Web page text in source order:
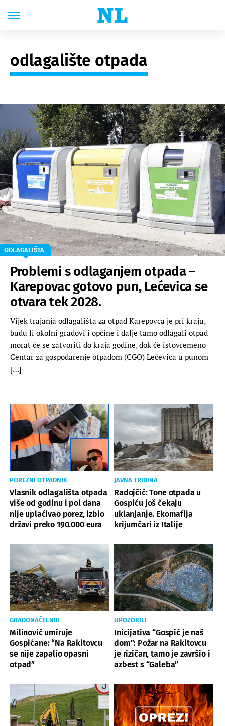
odlagalište otpada
ODLAGALIŠTA
Problemi s odlaganjem otpada –
Karepovac gotovo pun, Lećevica se
otvara tek 2028.
Vijek trajanja odlagališta za otpad Karepovca je pri kraju,
budu li okolni gradovi i općine i dalje tamo odlagali otpad
morat će se zatvoriti do kraja godine, dok će istovremeno
Centar za gospodarenje otpadom (CGO) Lećevica u punom
[…]
POREZNI OTPADNIK
Vlasnik odlagališta otpada
više od godinu i pol dana
nije uplaćivao porez, izbio
državi preko 190.000 eura
JAVNA TRIBINA
Radojčić: Tone otpada u
Gospiću još čekaju
uklanjanje. Ekomafija
krijumčari iz Italije
GRADONAČELNIK
Milinović umiruje
Gospićane: “Na Rakitovcu
se nije zapalio opasni
otpad”
UPOZORILI
Inicijativa “Gospić je naš
dom”: Požar na Rakitovcu
je rizičan, tamo je završio i
azbest s “Galeba”